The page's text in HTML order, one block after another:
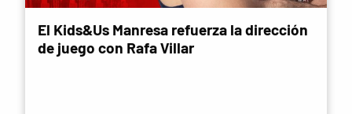
El Kids&Us Manresa refuerza la dirección
de juego con Rafa Villar